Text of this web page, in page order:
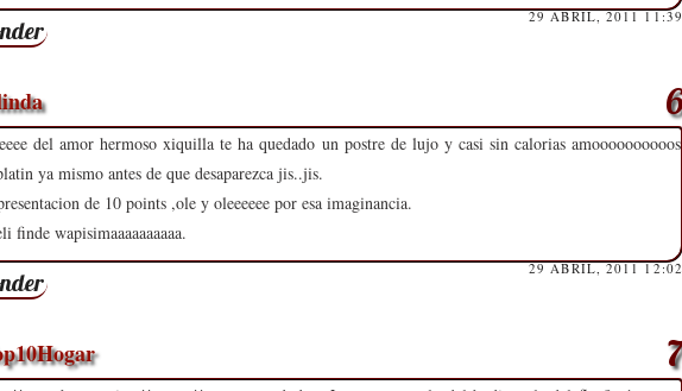
29 ABRIL, 2011 11:39
del amor hermoso xiquilla te ha quedado un postre de lujo y casi sin calorias amoooooooooos
ya mismo antes de que desaparezca jis..jis.
de 10 points ,ole y oleeeeee por esa imaginancia.
finde wapisimaaaaaaaaaa.
29 ABRIL, 2011 12:02